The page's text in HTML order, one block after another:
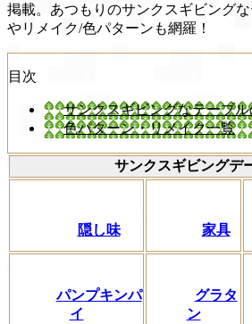
掲載。あつもりのサンクスギビング
やリメイク/色パターンも網羅！
目次
サンクスギビングなテーブ
色パターン・リメイク一覧
サンクスギビングデ
隠し味 家具
パンプキンパ
イ
グラタ
ン